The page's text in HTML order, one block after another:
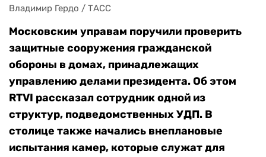
Владимир Гердо / ТАСС
Московским управам поручили проверить
защитные сооружения гражданской
обороны в домах, принадлежащих
управлению делами президента. Об этом
RTVI рассказал сотрудник одной из
структур, подведомственных УДП. В
столице также начались внеплановые
испытания камер, которые служат для